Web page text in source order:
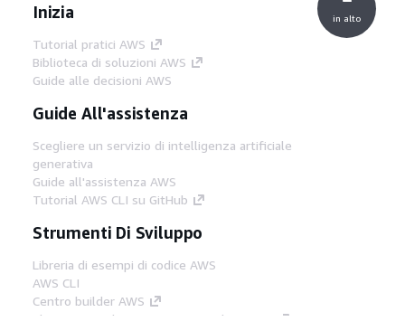
Inizia
Tutorial pratici AWS
Biblioteca di soluzioni AWS
Guide alle decisioni AWS
Guide All'assistenza
Scegliere un servizio di intelligenza artificiale
generativa
Guide all'assistenza AWS
Tutorial AWS CLI su GitHub
Strumenti Di Sviluppo
Libreria di esempi di codice AWS
AWS CLI
Centro builder AWS
Blog AWS sugli strumenti per sviluppatori
in alto